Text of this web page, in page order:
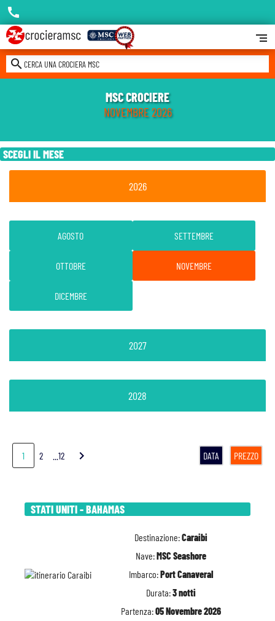
1 2 ...12 chevron_right DATA PREZZO
STATI UNITI - BAHAMAS
Destinazione:Caraibi
Nave:MSC Seashore
Imbarco:Port Canaveral
Durata:3 notti
Partenza:05 Novembre 2026
SCEGLI IL MESE
2026
AGOSTO SETTEMBRE
OTTOBRE NOVEMBRE
DICEMBRE
2027
2028
MSC CROCIERE
NOVEMBRE 2026
searchCERCA UNA CROCIERA MSC
call
segment